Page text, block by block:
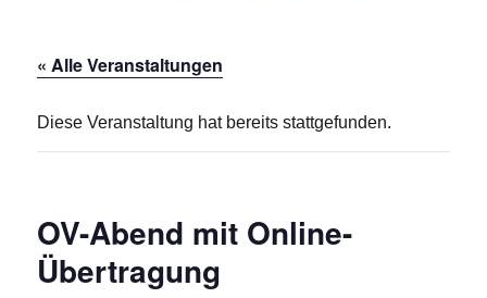
« Alle Veranstaltungen
Diese Veranstaltung hat bereits stattgefunden.
OV-Abend mit Online-
Übertragung